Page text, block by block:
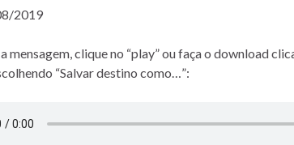
2019
mensagem, clique no “play” ou faça o download
“Salvar destino como…”: